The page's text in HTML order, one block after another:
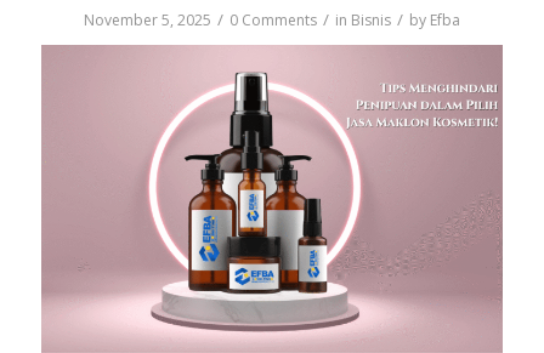
November 5, 2025 / 0 Comments / in Bisnis / by Efba